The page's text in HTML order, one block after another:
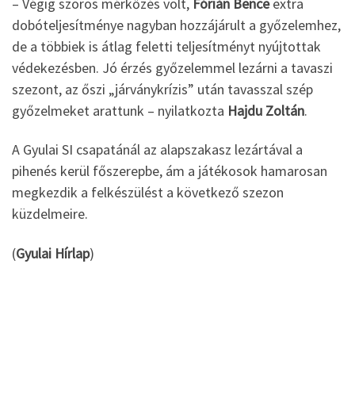
dobóteljesítménye nagyban hozzájárult a győzelemhez,
de a többiek is átlag feletti teljesítményt nyújtottak
védekezésben. Jó érzés győzelemmel lezárni a tavaszi
szezont, az őszi „járványkrízis” után tavasszal szép
győzelmeket arattunk – nyilatkozta Hajdu Zoltán.
A Gyulai SI csapatánál az alapszakasz lezártával a
pihenés kerül főszerepbe, ám a játékosok hamarosan
megkezdik a felkészülést a következő szezon
küzdelmeire.
(Gyulai Hírlap)